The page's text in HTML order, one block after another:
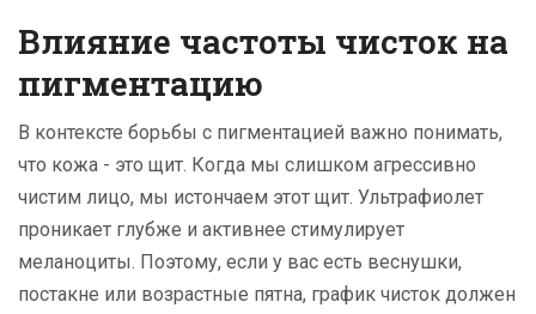
Влияние частоты чисток на
пигментацию
В контексте борьбы с пигментацией важно понимать,
что кожа - это щит. Когда мы слишком агрессивно
чистим лицо, мы истончаем этот щит. Ультрафиолет
проникает глубже и активнее стимулирует
меланоциты. Поэтому, если у вас есть веснушки,
постакне или возрастные пятна, график чисток должен